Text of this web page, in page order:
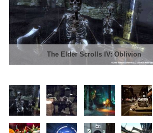
The Elder Scrolls IV: Oblivion